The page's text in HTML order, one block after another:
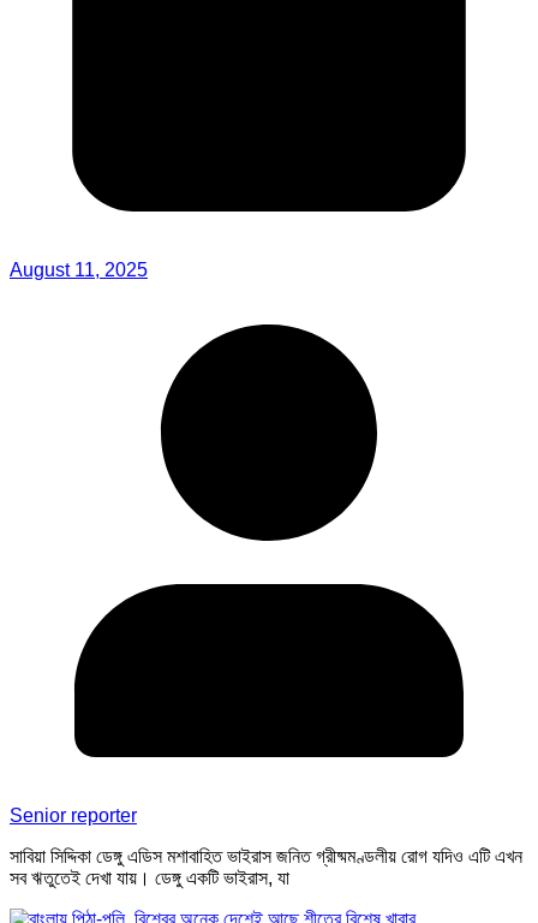
August 11, 2025
Senior reporter
সাবিয়া সিদ্দিকা ডেঙ্গু এডিস মশাবাহিত ভাইরাস জনিত গ্রীষ্মমণ্ডলীয় রোগ যদিও এটি এখন
সব ঋতুতেই দেখা যায়। ডেঙ্গু একটি ভাইরাস, যা